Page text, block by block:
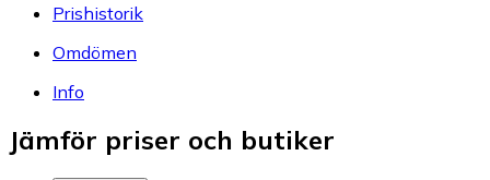
Prishistorik
Omdömen
Info
Jämför priser och butiker